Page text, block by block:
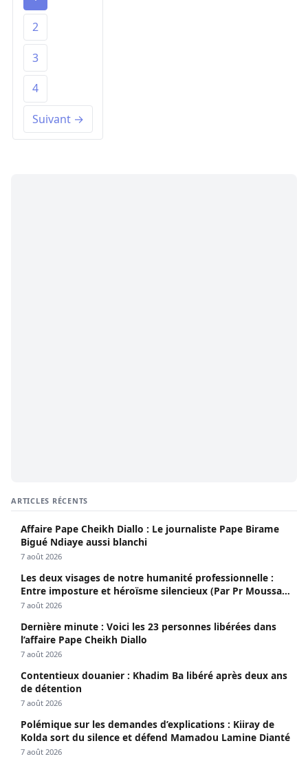
2
3
4
Suivant →
ARTICLES RÉCENTS
Affaire Pape Cheikh Diallo : Le journaliste Pape Birame
Bigué Ndiaye aussi blanchi
7 août 2026
Les deux visages de notre humanité professionnelle :
Entre imposture et héroïsme silencieux (Par Pr Moussa
Seydi)
7 août 2026
Dernière minute : Voici les 23 personnes libérées dans
l’affaire Pape Cheikh Diallo
7 août 2026
Contentieux douanier : Khadim Ba libéré après deux ans
de détention
7 août 2026
Polémique sur les demandes d’explications : Kiiray de
Kolda sort du silence et défend Mamadou Lamine Dianté
7 août 2026